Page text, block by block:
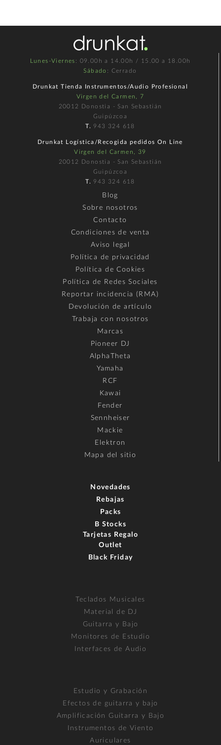
Lunes-Viernes : 09.00h a 14.00h / 15.00 a 18.00h
Sábado : Cerrado
Drunkat Tienda Instrumentos/Audio Profesional
Virgen del Carmen, 7
20012 Donostia - San Sebastián
Guipúzcoa
T. 943 324 618
Drunkat Logística/Recogida pedidos On Line
Virgen del Carmen, 39
20012 Donostia - San Sebastián
Guipúzcoa
T. 943 324 618
Blog
Sobre nosotros
Contacto
Condiciones de venta
Aviso legal
Política de privacidad
Política de Cookies
Política de Redes Sociales
Reportar incidencia (RMA)
Devolución de artículo
Trabaja con nosotros
Marcas
Pioneer DJ
AlphaTheta
Yamaha
RCF
Kawai
Fender
Sennheiser
Mackie
Elektron
Mapa del sitio
Novedades
Rebajas
Packs
B Stocks
Tarjetas Regalo
Outlet
Black Friday
Teclados Musicales
Material de DJ
Guitarra y Bajo
Monitores de Estudio
Interfaces de Audio
Estudio y Grabación
Efectos de guitarra y bajo
Amplificación Guitarra y Bajo
Instrumentos de Viento
Auriculares